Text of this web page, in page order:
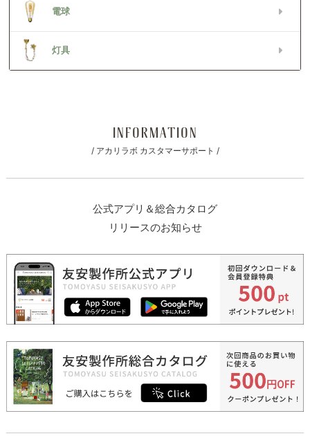
電球
灯具
INFORMATION
/ アカリラボ カスタマーサポート /
公式アプリ＆総合カタログ
リリースのお知らせ